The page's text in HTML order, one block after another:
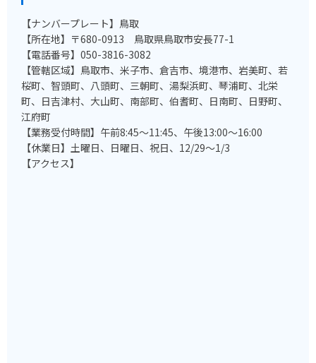
【ナンバープレート】鳥取
【所在地】〒680-0913 鳥取県鳥取市安長77-1
【電話番号】050-3816-3082
【管轄区域】鳥取市、米子市、倉吉市、境港市、岩美町、若
桜町、智頭町、八頭町、三朝町、湯梨浜町、琴浦町、北栄
町、日吉津村、大山町、南部町、伯耆町、日南町、日野町、
江府町
【業務受付時間】午前8:45～11:45、午後13:00～16:00
【休業日】土曜日、日曜日、祝日、12/29～1/3
【アクセス】